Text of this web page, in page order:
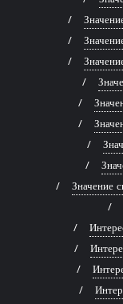
Значение